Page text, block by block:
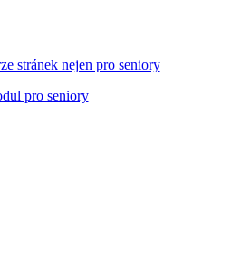
stránek nejen pro seniory